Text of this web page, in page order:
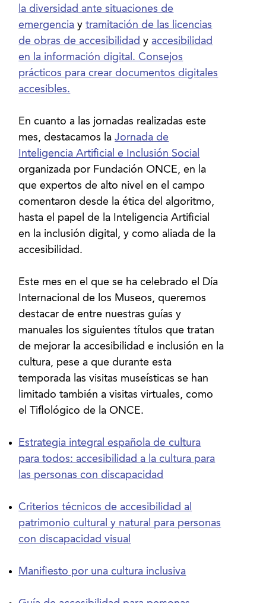
la diversidad ante situaciones de
emergencia ytramitación de las licencias
de obras de accesibilidad y accesibilidad
en la información digital. Consejos
prácticos para crear documentos digitales
accesibles.
En cuanto a las jornadas realizadas este
mes, destacamos laJornada de
Inteligencia Artificial e Inclusión Social
organizada por Fundación ONCE, en la
que expertos de alto nivel en el campo
comentaron desde la ética del algoritmo,
hasta el papel de la Inteligencia Artificial
en la inclusión digital, y como aliada de la
accesibilidad.
Este mes en el que se ha celebrado el Día
Internacional de los Museos, queremos
destacar de entre nuestras guías y
manuales los siguientes títulos que tratan
de mejorar la accesibilidad e inclusión en la
cultura, pese a que durante esta
temporada las visitas museísticas se han
limitado también a visitas virtuales, como
Estrategia integral española de cultura
para todos: accesibilidad a la cultura para
las personas con discapacidad
Criterios técnicos de accesibilidad al
patrimonio cultural y natural para personas
con discapacidad visual
Manifiesto por una cultura inclusiva